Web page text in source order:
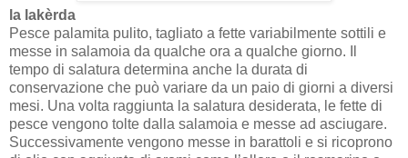
la lakèrda
Pesce palamita pulito, tagliato a fette variabilmente sottili e
messe in salamoia da qualche ora a qualche giorno. Il
tempo di salatura determina anche la durata di
conservazione che può variare da un paio di giorni a diversi
mesi. Una volta raggiunta la salatura desiderata, le fette di
pesce vengono tolte dalla salamoia e messe ad asciugare.
Successivamente vengono messe in barattoli e si ricoprono